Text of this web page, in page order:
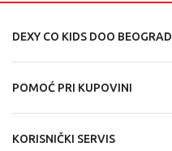
DEXY CO KIDS DOO BEOGRAD
POMOĆ PRI KUPOVINI
KORISNIČKI SERVIS